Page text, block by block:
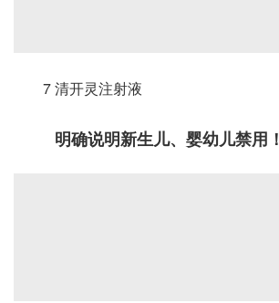
7 清开灵注射液
明确说明新生儿、婴幼儿禁用！